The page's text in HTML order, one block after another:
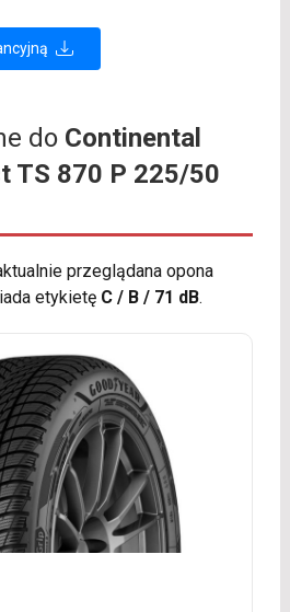
do Continental
TS 870 P 225/50
przeglądana opona
etykietę C / B / 71 dB.